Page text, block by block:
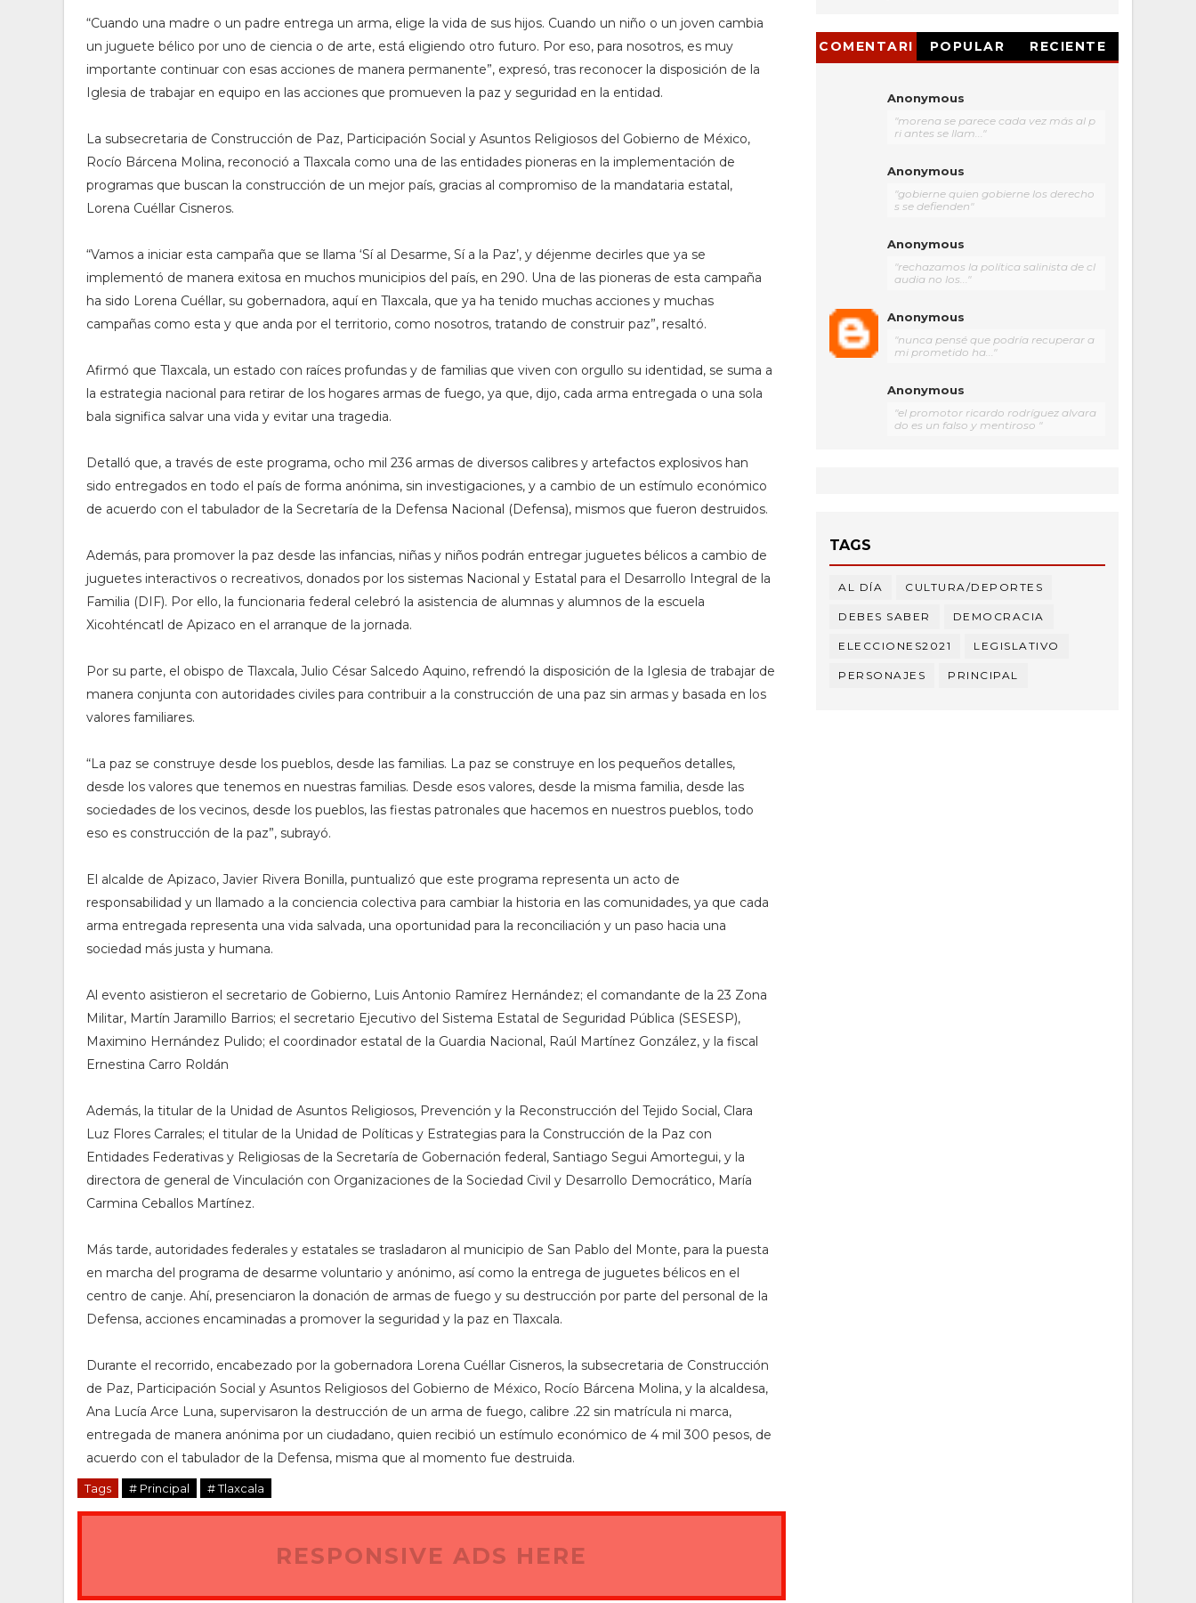
“Cuando una madre o un padre entrega un arma, elige la vida de sus hijos. Cuando un niño o un joven cambia
un juguete bélico por uno de ciencia o de arte, está eligiendo otro futuro. Por eso, para nosotros, es muy
importante continuar con esas acciones de manera permanente”, expresó, tras reconocer la disposición de la
Iglesia de trabajar en equipo en las acciones que promueven la paz y seguridad en la entidad.
La subsecretaria de Construcción de Paz, Participación Social y Asuntos Religiosos del Gobierno de México,
Rocío Bárcena Molina, reconoció a Tlaxcala como una de las entidades pioneras en la implementación de
programas que buscan la construcción de un mejor país, gracias al compromiso de la mandataria estatal,
Lorena Cuéllar Cisneros.
“Vamos a iniciar esta campaña que se llama ‘Sí al Desarme, Sí a la Paz’, y déjenme decirles que ya se
implementó de manera exitosa en muchos municipios del país, en 290. Una de las pioneras de esta campaña
ha sido Lorena Cuéllar, su gobernadora, aquí en Tlaxcala, que ya ha tenido muchas acciones y muchas
campañas como esta y que anda por el territorio, como nosotros, tratando de construir paz”, resaltó.
Afirmó que Tlaxcala, un estado con raíces profundas y de familias que viven con orgullo su identidad, se suma a
la estrategia nacional para retirar de los hogares armas de fuego, ya que, dijo, cada arma entregada o una sola
bala significa salvar una vida y evitar una tragedia.
Detalló que, a través de este programa, ocho mil 236 armas de diversos calibres y artefactos explosivos han
sido entregados en todo el país de forma anónima, sin investigaciones, y a cambio de un estímulo económico
de acuerdo con el tabulador de la Secretaría de la Defensa Nacional (Defensa), mismos que fueron destruidos.
Además, para promover la paz desde las infancias, niñas y niños podrán entregar juguetes bélicos a cambio de
juguetes interactivos o recreativos, donados por los sistemas Nacional y Estatal para el Desarrollo Integral de la
Familia (DIF). Por ello, la funcionaria federal celebró la asistencia de alumnas y alumnos de la escuela
Xicohténcatl de Apizaco en el arranque de la jornada.
Por su parte, el obispo de Tlaxcala, Julio César Salcedo Aquino, refrendó la disposición de la Iglesia de trabajar de
manera conjunta con autoridades civiles para contribuir a la construcción de una paz sin armas y basada en los
valores familiares.
“La paz se construye desde los pueblos, desde las familias. La paz se construye en los pequeños detalles,
desde los valores que tenemos en nuestras familias. Desde esos valores, desde la misma familia, desde las
sociedades de los vecinos, desde los pueblos, las fiestas patronales que hacemos en nuestros pueblos, todo
eso es construcción de la paz”, subrayó.
El alcalde de Apizaco, Javier Rivera Bonilla, puntualizó que este programa representa un acto de
responsabilidad y un llamado a la conciencia colectiva para cambiar la historia en las comunidades, ya que cada
arma entregada representa una vida salvada, una oportunidad para la reconciliación y un paso hacia una
sociedad más justa y humana.
Al evento asistieron el secretario de Gobierno, Luis Antonio Ramírez Hernández; el comandante de la 23 Zona
Militar, Martín Jaramillo Barrios; el secretario Ejecutivo del Sistema Estatal de Seguridad Pública (SESESP),
Maximino Hernández Pulido; el coordinador estatal de la Guardia Nacional, Raúl Martínez González, y la fiscal
Ernestina Carro Roldán
Además, la titular de la Unidad de Asuntos Religiosos, Prevención y la Reconstrucción del Tejido Social, Clara
Luz Flores Carrales; el titular de la Unidad de Políticas y Estrategias para la Construcción de la Paz con
Entidades Federativas y Religiosas de la Secretaría de Gobernación federal, Santiago Segui Amortegui, y la
directora de general de Vinculación con Organizaciones de la Sociedad Civil y Desarrollo Democrático, María
Carmina Ceballos Martínez.
Más tarde, autoridades federales y estatales se trasladaron al municipio de San Pablo del Monte, para la puesta
en marcha del programa de desarme voluntario y anónimo, así como la entrega de juguetes bélicos en el
centro de canje. Ahí, presenciaron la donación de armas de fuego y su destrucción por parte del personal de la
Defensa, acciones encaminadas a promover la seguridad y la paz en Tlaxcala.
Durante el recorrido, encabezado por la gobernadora Lorena Cuéllar Cisneros, la subsecretaria de Construcción
de Paz, Participación Social y Asuntos Religiosos del Gobierno de México, Rocío Bárcena Molina, y la alcaldesa,
Ana Lucía Arce Luna, supervisaron la destrucción de un arma de fuego, calibre .22 sin matrícula ni marca,
entregada de manera anónima por un ciudadano, quien recibió un estímulo económico de 4 mil 300 pesos, de
acuerdo con el tabulador de la Defensa, misma que al momento fue destruida.
Tags # Principal # Tlaxcala
RESPONSIVE ADS HERE
COMENTARI
POPULAR RECIENTE
Anonymous
"morena se parece cada vez más al p
ri antes se llam..."
Anonymous
"gobierne quien gobierne los derecho
s se defienden"
Anonymous
"rechazamos la política salinista de cl
audia no los..."
Anonymous
"nunca pensé que podría recuperar a
mi prometido ha..."
Anonymous
"el promotor ricardo rodríguez alvara
do es un falso y mentiroso "
TAGS
AL DÍA CULTURA/DEPORTES
DEBES SABER DEMOCRACIA
ELECCIONES2021 LEGISLATIVO
PERSONAJES PRINCIPAL